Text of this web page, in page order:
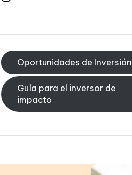
Oportunidades de Inversión
Guía para el inversor de
impacto